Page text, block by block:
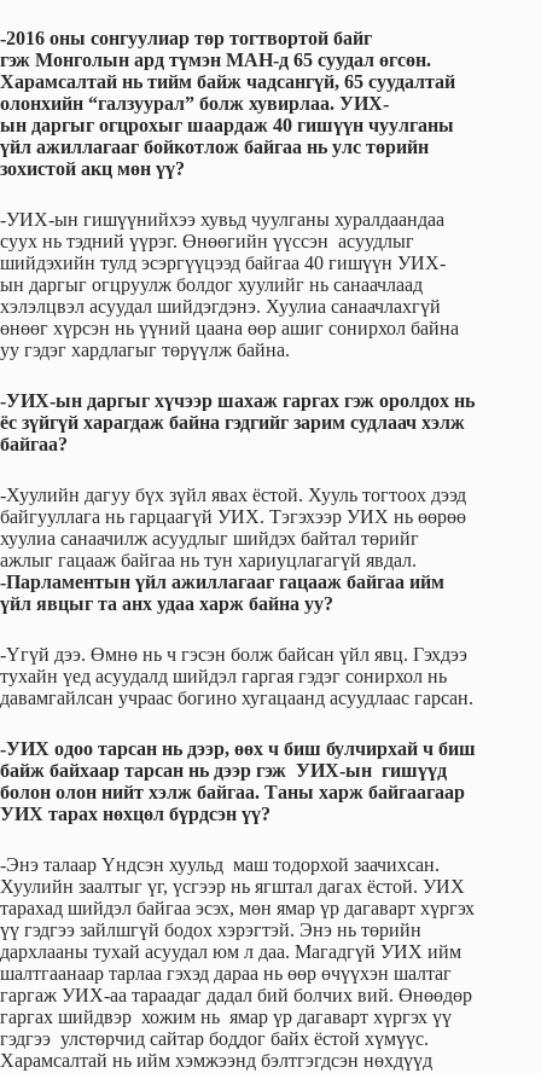
-2016 оны сонгуулиар төр тогтвортой байг
гэж Монголын ард түмэн МАН-д 65 суудал өгсөн.
Харамсалтай нь тийм байж чадсангүй, 65 суудалтай
олонхийн “галзуурал” болж хувирлаа. УИХ-
ын даргыг огцрохыг шаардаж 40 гишүүн чуулганы
үйл ажиллагааг бойкотлож байгаа нь улс төрийн
зохистой акц мөн үү?
-УИХ-ын гишүүнийхээ хувьд чуулганы хуралдаандаа
суух нь тэдний үүрэг. Өнөөгийн үүссэн асуудлыг
шийдэхийн тулд эсэргүүцээд байгаа 40 гишүүн УИХ-
ын даргыг огцруулж болдог хуулийг нь санаачлаад
хэлэлцвэл асуудал шийдэгдэнэ. Хуулиа санаачлахгүй
өнөөг хүрсэн нь үүний цаана өөр ашиг сонирхол байна
уу гэдэг хардлагыг төрүүлж байна.
-УИХ-ын даргыг хүчээр шахаж гаргах гэж оролдох нь
ёс зүйгүй харагдаж байна гэдгийг зарим судлаач хэлж
байгаа?
-Хуулийн дагуу бүх зүйл явах ёстой. Хууль тогтоох дээд
байгууллага нь гарцаагүй УИХ. Тэгэхээр УИХ нь өөрөө
хуулиа санаачилж асуудлыг шийдэх байтал төрийг
ажлыг гацааж байгаа нь тун хариуцлагагүй явдал.
-Парламентын үйл ажиллагааг гацааж байгаа ийм
үйл явцыг та анх удаа харж байна уу?
-Үгүй дээ. Өмнө нь ч гэсэн болж байсан үйл явц. Гэхдээ
тухайн үед асуудалд шийдэл гаргая гэдэг сонирхол нь
давамгайлсан учраас богино хугацаанд асуудлаас гарсан.
-УИХ одоо тарсан нь дээр, өөх ч биш булчирхай ч биш
байж байхаар тарсан нь дээр гэж УИХ-ын гишүүд
болон олон нийт хэлж байгаа. Таны харж байгаагаар
УИХ тарах нөхцөл бүрдсэн үү?
-Энэ талаар Үндсэн хуульд маш тодорхой заачихсан.
Хуулийн заалтыг үг, үсгээр нь ягштал дагах ёстой. УИХ
тарахад шийдэл байгаа эсэх, мөн ямар үр дагаварт хүргэх
үү гэдгээ зайлшгүй бодох хэрэгтэй. Энэ нь төрийн
дархлааны тухай асуудал юм л даа. Магадгүй УИХ ийм
шалтгаанаар тарлаа гэхэд дараа нь өөр өчүүхэн шалтаг
гаргаж УИХ-аа тараадаг дадал бий болчих вий. Өнөөдөр
гаргах шийдвэр хожим нь ямар үр дагаварт хүргэх үү
гэдгээ улстөрчид сайтар боддог байх ёстой хүмүүс.
Харамсалтай нь ийм хэмжээнд бэлтгэгдсэн нөхдүүд